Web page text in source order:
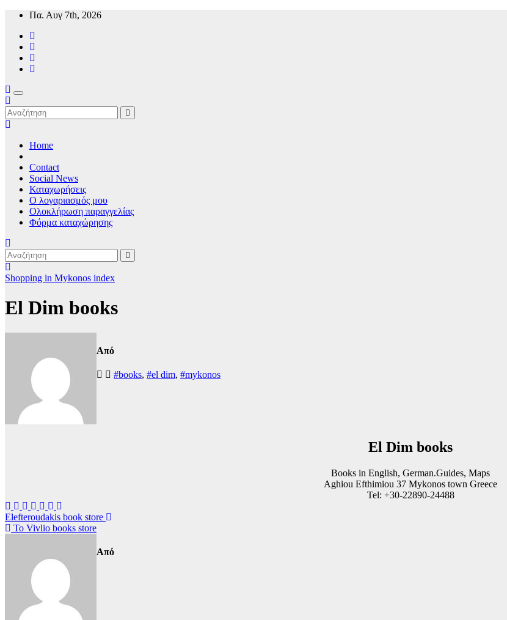
Μετάβαση
περιεχόμενο
Πα. Αυγ 7th, 2026
Mykonos24 Travel News
Home
Contact
Social News
Καταχωρήσεις
Ο λογαριασμός μου
Ολοκλήρωση παραγγελίας
Φόρμα καταχώρησης
Shopping in Mykonos index
El Dim books
Από
#books, #el dim, #mykonos
El Dim books
Books in English, German.Guides, Maps
Aghiou Efthimiou 37 Mykonos town Greece
Tel: +30-22890-24488
Πλοήγηση
άρθρων
Elefteroudakis book store
To Vivlio books store
Από